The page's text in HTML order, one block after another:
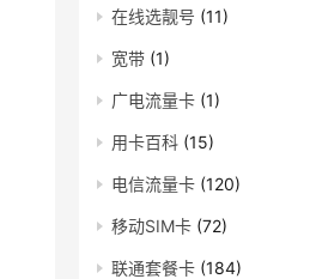
在线选靓号 (11)
宽带 (1)
广电流量卡 (1)
用卡百科 (15)
电信流量卡 (120)
移动SIM卡 (72)
联通套餐卡 (184)